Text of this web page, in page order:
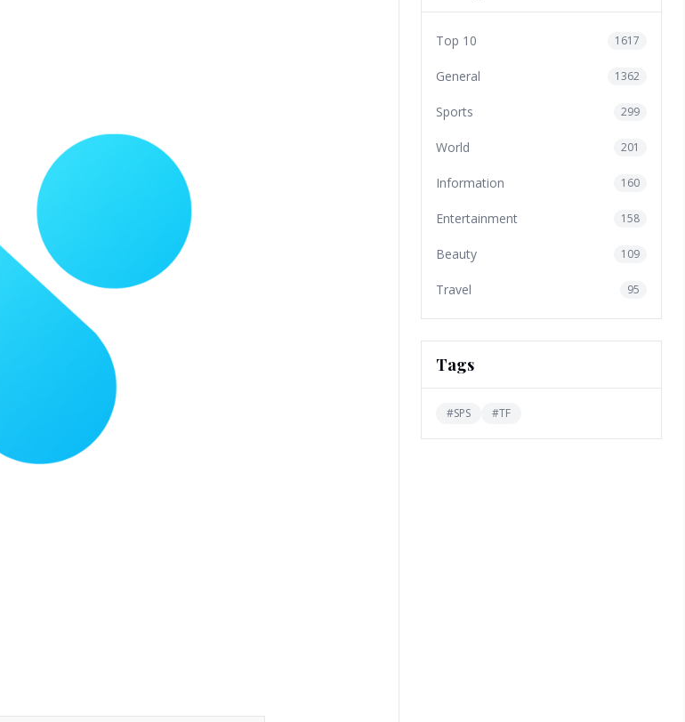
Top 10 1617
General 1362
Sports 299
World 201
Information 160
Entertainment 158
Beauty 109
Travel 95
Tags
#SPS #TF